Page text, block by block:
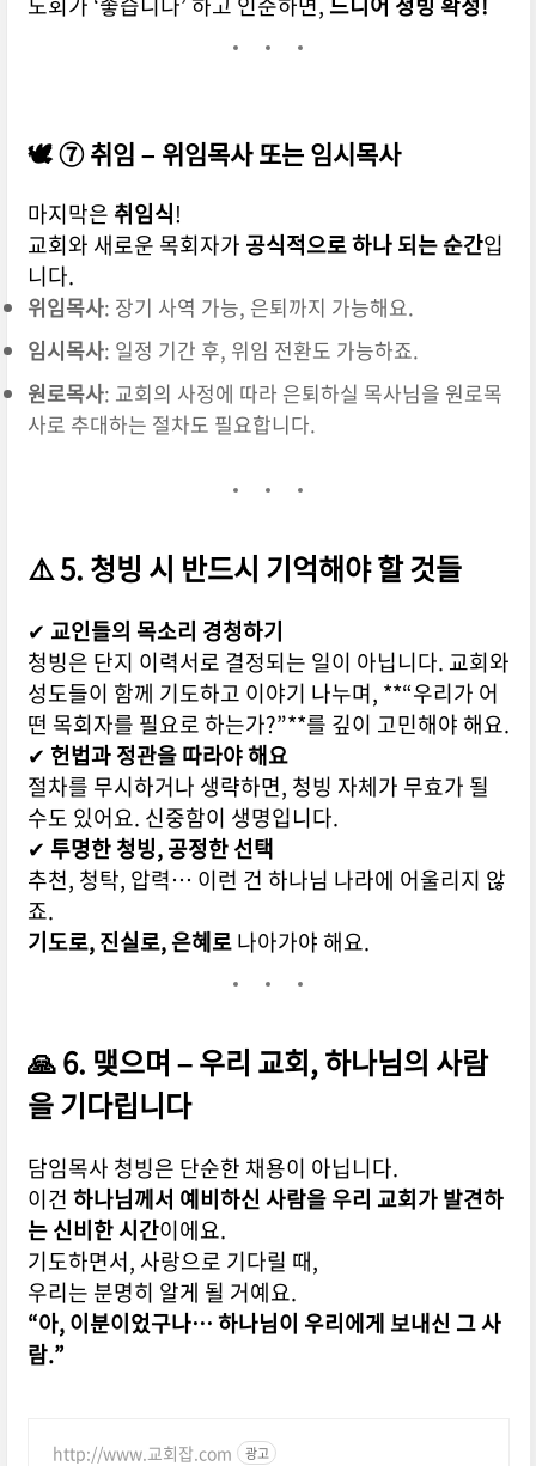
🕊️ ⑦ 취임 – 위임목사 또는 임시목사
마지막은 취임식!
교회와 새로운 목회자가 공식적으로 하나 되는 순간입
니다.
위임목사: 장기 사역 가능, 은퇴까지 가능해요.
임시목사: 일정 기간 후, 위임 전환도 가능하죠.
원로목사: 교회의 사정에 따라 은퇴하실 목사님을 원로목
사로 추대하는 절차도 필요합니다.
⚠️ 5. 청빙 시 반드시 기억해야 할 것들
✔ 교인들의 목소리 경청하기
청빙은 단지 이력서로 결정되는 일이 아닙니다. 교회와
성도들이 함께 기도하고 이야기 나누며, **“우리가 어
떤 목회자를 필요로 하는가?”**를 깊이 고민해야 해요.
✔ 헌법과 정관을 따라야 해요
절차를 무시하거나 생략하면, 청빙 자체가 무효가 될
수도 있어요. 신중함이 생명입니다.
✔ 투명한 청빙, 공정한 선택
추천, 청탁, 압력… 이런 건 하나님 나라에 어울리지 않
죠.
기도로, 진실로, 은혜로나아가야 해요.
🙏 6. 맺으며 – 우리 교회, 하나님의 사람
을 기다립니다
담임목사 청빙은 단순한 채용이 아닙니다.
이건 하나님께서 예비하신 사람을 우리 교회가 발견하
는 신비한 시간이에요.
기도하면서, 사랑으로 기다릴 때,
우리는 분명히 알게 될 거예요.
“아, 이분이었구나… 하나님이 우리에게 보내신 그 사
람.”
http://www.교회잡.com 광고